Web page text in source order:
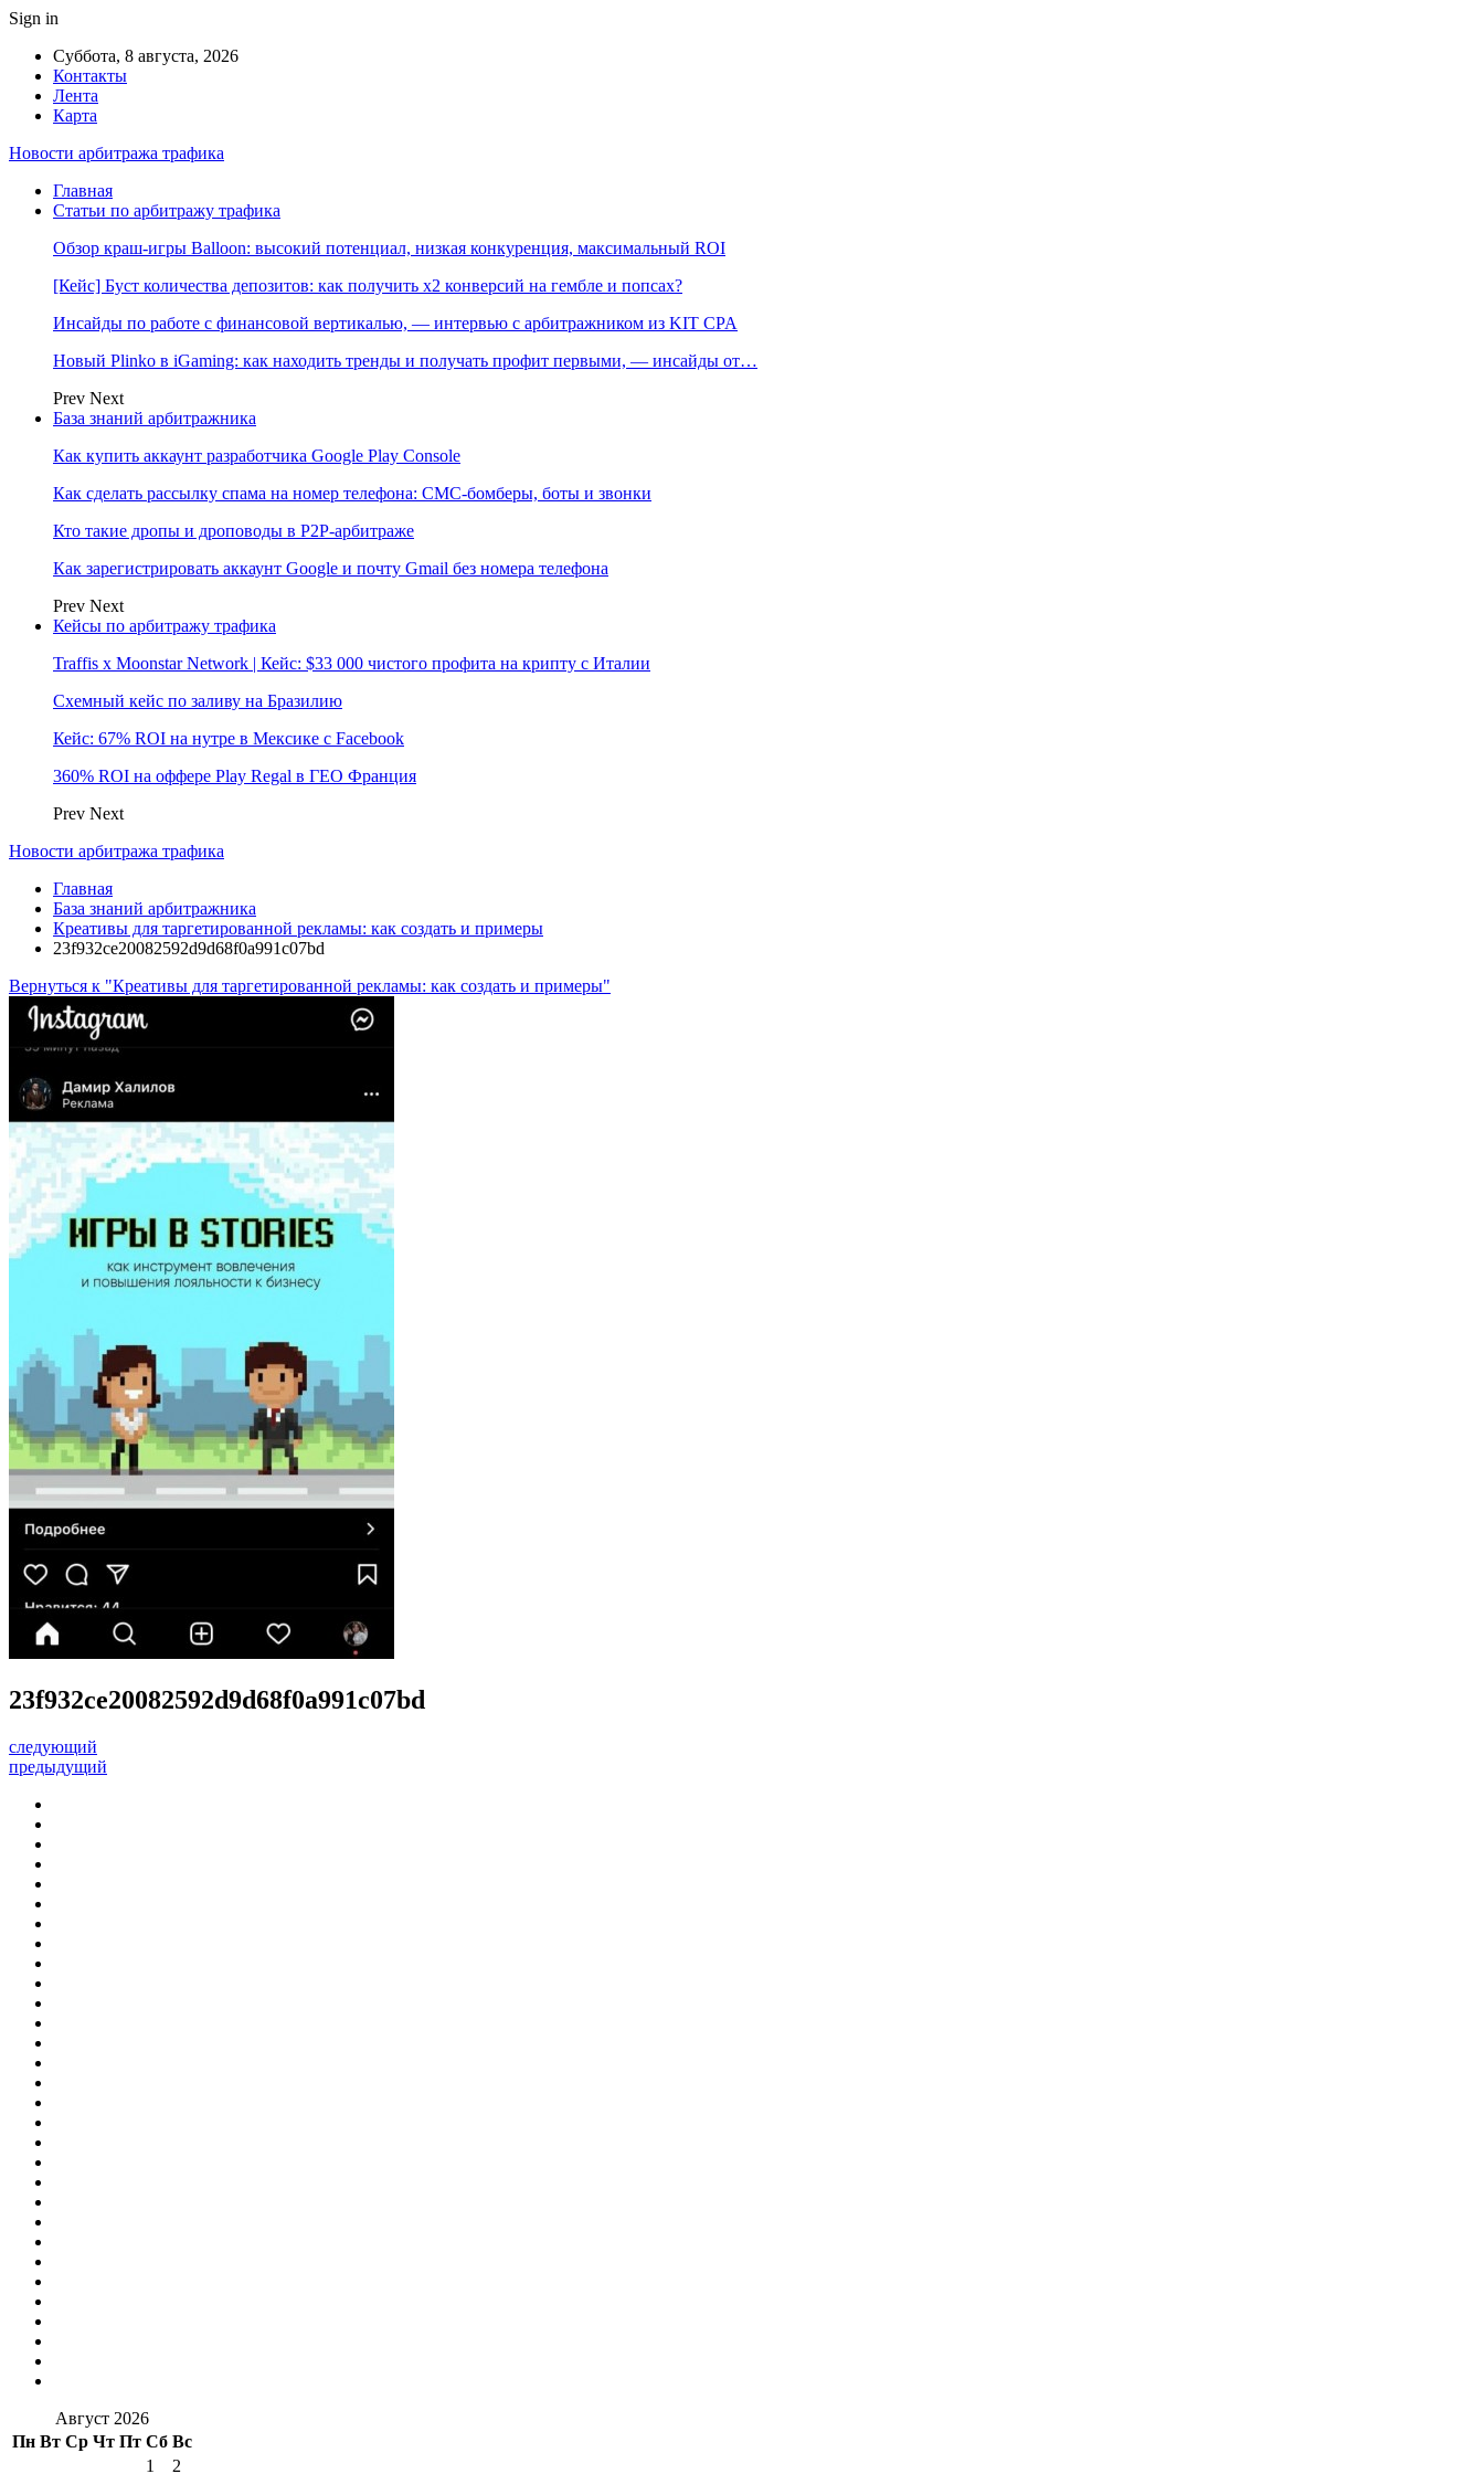
Sign in
Суббота, 8 августа, 2026
Контакты
Лента
Карта
Новости арбитража трафика
Главная
Статьи по арбитражу трафика
Обзор краш-игры Balloon: высокий потенциал, низкая конкуренция, максимальный ROI
[Кейс] Буст количества депозитов: как получить х2 конверсий на гембле и попсах?
Инсайды по работе с финансовой вертикалью, — интервью с арбитражником из KIT CPA
Новый Plinko в iGaming: как находить тренды и получать профит первыми, — инсайды от…
Prev Next
База знаний арбитражника
Как купить аккаунт разработчика Google Play Console
Как сделать рассылку спама на номер телефона: СМС-бомберы, боты и звонки
Кто такие дропы и дроповоды в P2P-арбитраже
Как зарегистрировать аккаунт Google и почту Gmail без номера телефона
Prev Next
Кейсы по арбитражу трафика
Traffis x Moonstar Network | Кейс: $33 000 чистого профита на крипту с Италии
Схемный кейс по заливу на Бразилию
Кейс: 67% ROI на нутре в Мексике с Facebook
360% ROI на оффере Play Regal в ГЕО Франция
Prev Next
Новости арбитража трафика
Главная
База знаний арбитражника
Креативы для таргетированной рекламы: как создать и примеры
23f932ce20082592d9d68f0a991c07bd
Вернуться к "Креативы для таргетированной рекламы: как создать и примеры"
23f932ce20082592d9d68f0a991c07bd
следующий
предыдущий
Август 2026
Пн Вт Ср Чт Пт Сб Вс
1
2